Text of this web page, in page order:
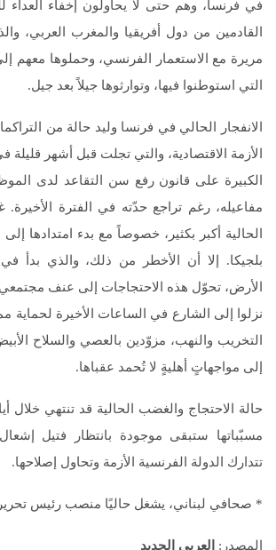
في فرنسا، وهم حتى لا يحاولون إخفاء العداء
القادمين من دول أفريقيا والمغرب العربي،
مريرة مع الاستعمار الفرنسي، وحملوها معهم
التي استوطنوا فيها، وتوارثوها جيلاً بعد جيل.
الانفجار الحالي في فرنسا وليد حالة من
الأزمة الاقتصادية، والتي تجلت قبل أشهر قليلة
الكبيرة على قانون رفع سن التقاعد لدى
مفاعيله، رغم تراجع حدّته في الفترة
الحالية أكبر بكثير، خصوصاً مع بدء امتدادها إلى
بلجيكا. إلا أن الأخطر من ذلك، والذي بدأ
الأرض، تحوّل هذه الاحتجاجات إلى عنف
نزلوا إلى الشارع في الساعات الأخيرة لحماية
التخريب والنهب، مزوّدين بالعصي والسلاح
إلى مواجهاتٍ أهليةٍ لا تُحمد عقباها.
حالة الاحتجاج والغضب الحالية قد تنتهي خلال
مسبّباتها ستبقى موجودة بانتظار فتيل
تتدارك الدولة الفرنسية الأزمة وتحاول إصلاحها.
* صحافي لبناني، يشغل حاليًا منصب رئيس تحرير
المصدر: العربي الجديد